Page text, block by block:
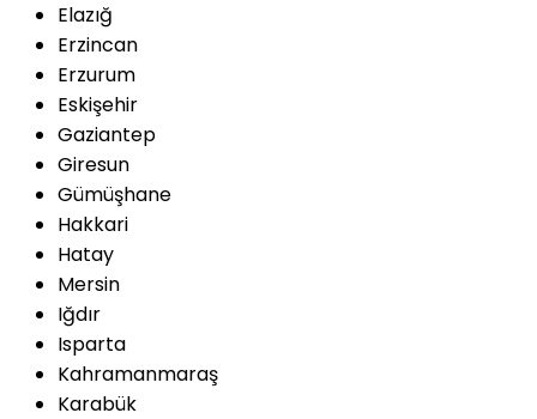
Elazığ
Erzincan
Erzurum
Eskişehir
Gaziantep
Giresun
Gümüşhane
Hakkari
Hatay
Mersin
Iğdır
Isparta
Kahramanmaraş
Karabük